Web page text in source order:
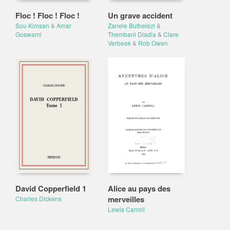
Floc ! Floc ! Floc !
Sou Kimsan & Amar
Goswami
Un grave accident
Zanele Buthelezi &
Thembani Dladla & Clare
Verbeek& Rob Owen
David Copperfield 1
Charles Dickens
Alice au pays des
merveilles
Lewis Carroll